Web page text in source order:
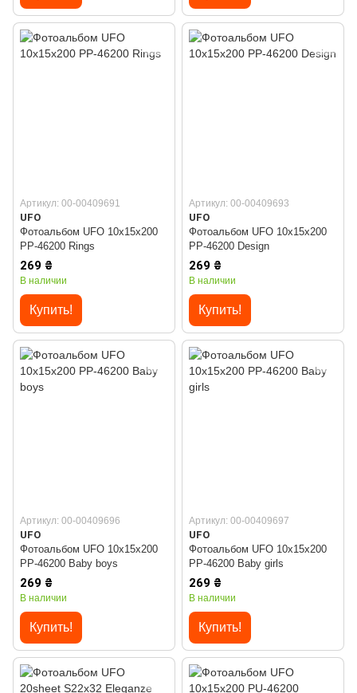
Артикул: 00-00409691
UFO
Фотоальбом UFO 10x15x200
PP-46200 Rings
269 ₴
В наличии
Купить!
Артикул: 00-00409693
UFO
Фотоальбом UFO 10x15x200
PP-46200 Design
269 ₴
В наличии
Купить!
Артикул: 00-00409696
UFO
Фотоальбом UFO 10x15x200
PP-46200 Baby boys
269 ₴
В наличии
Купить!
Артикул: 00-00409697
UFO
Фотоальбом UFO 10x15x200
PP-46200 Baby girls
269 ₴
В наличии
Купить!